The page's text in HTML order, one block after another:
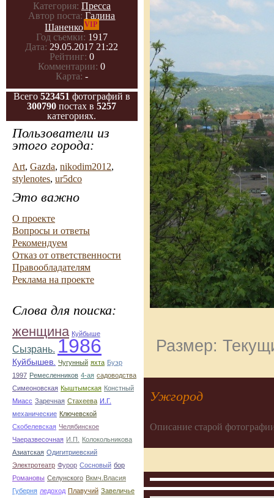
Категория: Пресса
Автор поста: Галина
ШаненкоVIP
Год съемки: 1917
Дата: 29.05.2017 21:22
Рейтинг: 0
Комментарии: 0
Карта: -
Всего 523451 фотографий в
300790 постах в5257
категориях.
Пользователи из
этого города:
Art, Gazda, nikodim2012,
stylenotes, ur5dco
Это важно
О проекте
Вопросы и ответы
Рекомендуем
Отказ от ответственности
Правообладателям
Реклама на проекте
Слова для поиска:
женщина Куйбыше
Сызрань. 1986
Куйбышев. Чугунный яхта Буэр
1997 Ремесленников 4-ая садоводства
Симеоновская Кыштымская Констный
Миасс Заречная Стахеева И.Г.
механические Ключевской
Скобелевская Челябинское
Чаеразвесочная И.П.
Колокольникова
Азиатская Одигитриевский
Электротеатр Фурор Сосновый бор
Романовы Селунского Вкмч.Власия
Губерня ледоход Плавучий Завеличье
Размер:
Ужгород
Описание старой